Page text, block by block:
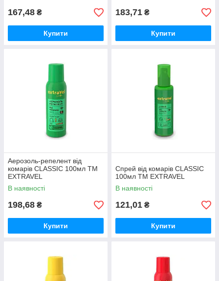
167,48 ₴
Купити
183,71 ₴
Купити
Аерозоль-репелент від
комарів CLASSIC 100мл ТМ
EXTRAVEL
В наявності
198,68 ₴
Купити
Спрей від комарів CLASSIC
100мл ТМ EXTRAVEL
В наявності
121,01 ₴
Купити